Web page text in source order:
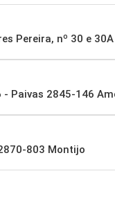
Pereira, nº 30 e
- Paivas 2845-146
803 Montijo